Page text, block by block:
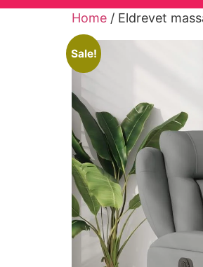
Home / Eldrevet
Sale!